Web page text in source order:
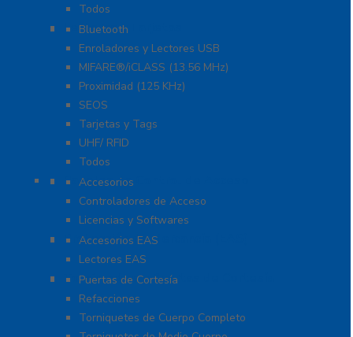
Todos
Lectoras y Tarjetas
Bluetooth
Enroladores y Lectores USB
MIFARE®/iCLASS (13.56 MHz)
Proximidad (125 KHz)
SEOS
Tarjetas y Tags
UHF/ RFID
Todos
Paneles de Control de Acceso
Accesorios
Controladores de Acceso
Licencias y Softwares
Protección de Mercancía (EAS)
Accesorios EAS
Lectores EAS
Torniquetes y Puertas de Cortesía
Puertas de Cortesía
Refacciones
Torniquetes de Cuerpo Completo